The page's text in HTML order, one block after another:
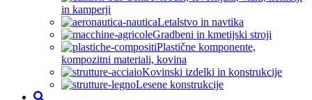
in kamperji
Letalstvo in navtika
Gradbeni in kmetijski stroji
Plastične komponente,
kompozitni materiali, kovina
Kovinski izdelki in konstrukcije
Lesene konstrukcije